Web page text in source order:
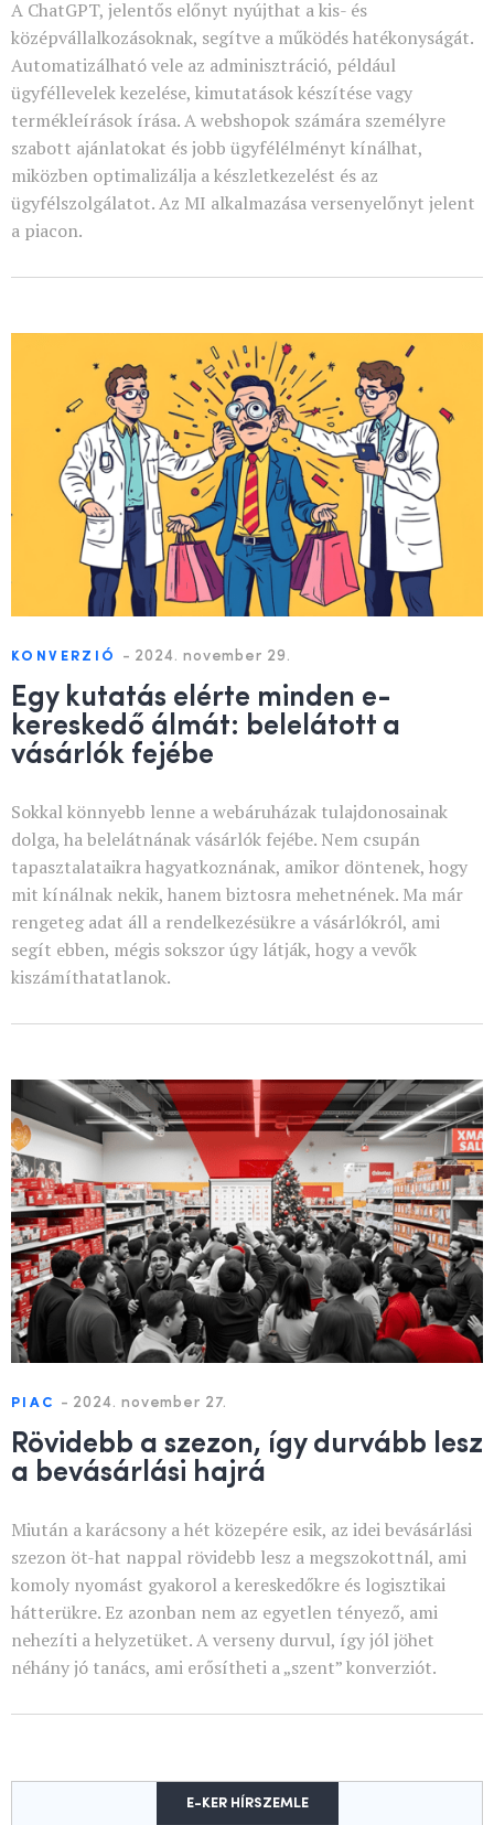
A ChatGPT, jelentős előnyt nyújthat a kis- és
középvállalkozásoknak, segítve a működés hatékonyságát.
Automatizálható vele az adminisztráció, például
ügyféllevelek kezelése, kimutatások készítése vagy
termékleírások írása. A webshopok számára személyre
szabott ajánlatokat és jobb ügyfélélményt kínálhat,
miközben optimalizálja a készletkezelést és az
ügyfélszolgálatot. Az MI alkalmazása versenyelőnyt jelent
a piacon.
KONVERZIÓ - 2024. november 29.
Egy kutatás elérte minden e-
kereskedő álmát: belelátott a
vásárlók fejébe
Sokkal könnyebb lenne a webáruházak tulajdonosainak
dolga, ha belelátnának vásárlók fejébe. Nem csupán
tapasztalataikra hagyatkoznának, amikor döntenek, hogy
mit kínálnak nekik, hanem biztosra mehetnének. Ma már
rengeteg adat áll a rendelkezésükre a vásárlókról, ami
segít ebben, mégis sokszor úgy látják, hogy a vevők
kiszámíthatatlanok.
PIAC - 2024. november 27.
Rövidebb a szezon, így durvább lesz
a bevásárlási hajrá
Miután a karácsony a hét közepére esik, az idei bevásárlási
szezon öt-hat nappal rövidebb lesz a megszokottnál, ami
komoly nyomást gyakorol a kereskedőkre és logisztikai
hátterükre. Ez azonban nem az egyetlen tényező, ami
nehezíti a helyzetüket. A verseny durvul, így jól jöhet
néhány jó tanács, ami erősítheti a „szent” konverziót.
E-KER HÍRSZEMLE